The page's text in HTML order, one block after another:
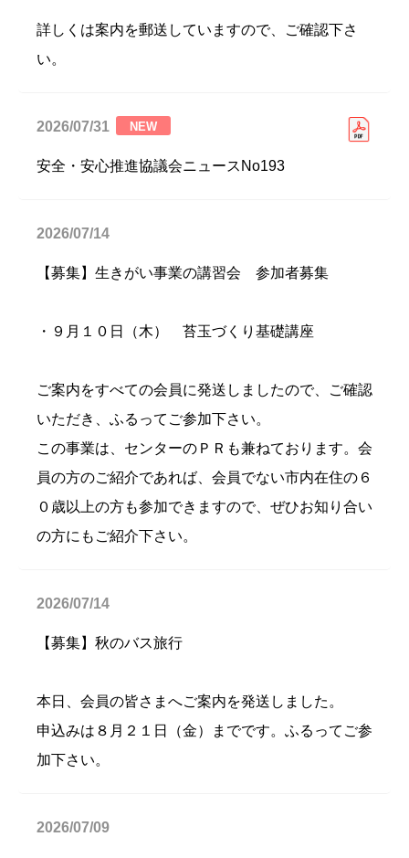
詳しくは案内を郵送していますので、ご確認下さ
い。
2026/07/31 NEW
安全・安心推進協議会ニュースNo193
2026/07/14
【募集】生きがい事業の講習会 参加者募集
・９月１０日（木） 苔玉づくり基礎講座
ご案内をすべての会員に発送しましたので、ご確認
いただき、ふるってご参加下さい。
この事業は、センターのＰＲも兼ねております。会
員の方のご紹介であれば、会員でない市内在住の６
０歳以上の方も参加できますので、ぜひお知り合い
の方にもご紹介下さい。
2026/07/14
【募集】秋のバス旅行
本日、会員の皆さまへご案内を発送しました。
申込みは８月２１日（金）までです。ふるってご参
加下さい。
2026/07/09